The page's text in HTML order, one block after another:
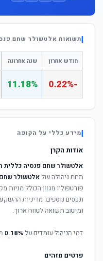
תשואות אלטשולר שחם
חודש אחרון שנה אחרונה
-0.22%
11.18%
מידע כללי על הקופה
אודות הקרן
אלטשולר שחם פנסיה כללית
תחת ניהולה של אלטשולר
פורטפוליו מגוון הכולל מניות
ונכסים נוספים. מדיניות
ומיטוב תשואה לטווח ארוך.
דמי הניהול עומדים על 0.18%
פרטים מזהים